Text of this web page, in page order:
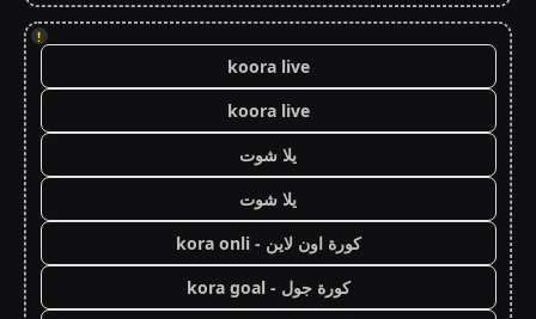
!
koora live
koora live
يلا شوت
يلا شوت
كورة اون لاين - kora onli
كورة جول - kora goal